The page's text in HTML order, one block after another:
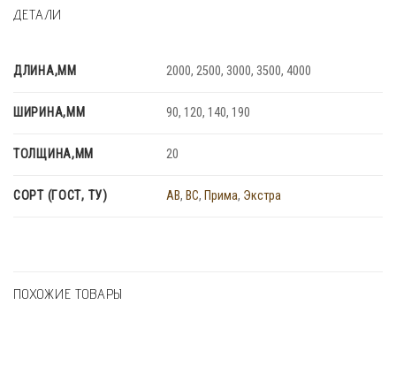
ДЕТАЛИ
ДЛИНА,ММ 2000, 2500, 3000, 3500, 4000
ШИРИНА,ММ 90, 120, 140, 190
ТОЛЩИНА,ММ 20
СОРТ (ГОСТ, ТУ) AB,BC,Прима, Экстра
ПОХОЖИЕ ТОВАРЫ